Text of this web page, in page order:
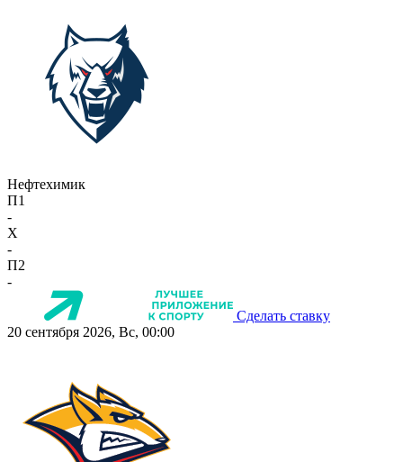
Нефтехимик
П1
-
X
-
П2
-
Сделать ставку
20 сентября 2026, Вс, 00:00